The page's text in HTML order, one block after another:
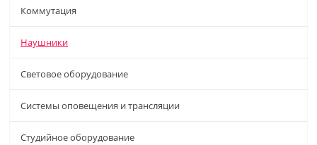
Коммутация
Наушники
Световое оборудование
Системы оповещения и трансляции
Студийное оборудование